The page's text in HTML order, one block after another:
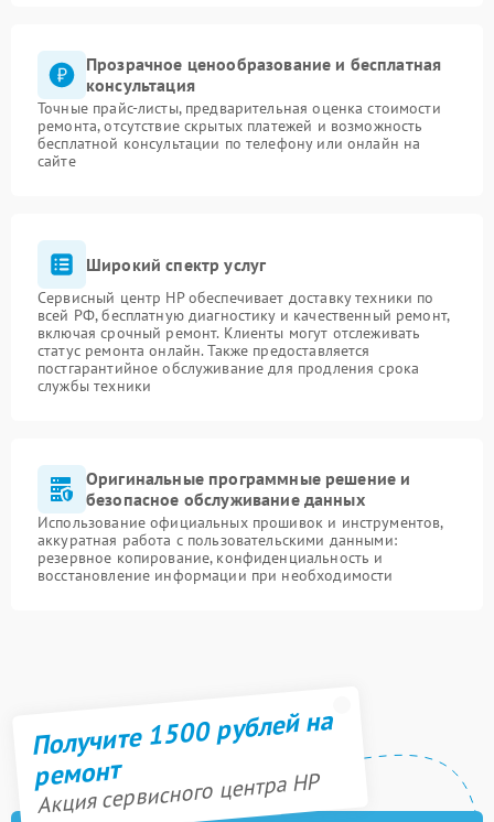
Прозрачное ценообразование и бесплатная
консультация
Точные прайс-листы, предварительная оценка стоимости
ремонта, отсутствие скрытых платежей и возможность
бесплатной консультации по телефону или онлайн на
сайте
Широкий спектр услуг
Сервисный центр HP обеспечивает доставку техники по
всей РФ, бесплатную диагностику и качественный ремонт,
включая срочный ремонт. Клиенты могут отслеживать
статус ремонта онлайн. Также предоставляется
постгарантийное обслуживание для продления срока
службы техники
Оригинальные программные решение и
безопасное обслуживание данных
Использование официальных прошивок и инструментов,
аккуратная работа с пользовательскими данными:
резервное копирование, конфиденциальность и
восстановление информации при необходимости
Получите 1500 рублей на
ремонт
Акция сервисного центра HP